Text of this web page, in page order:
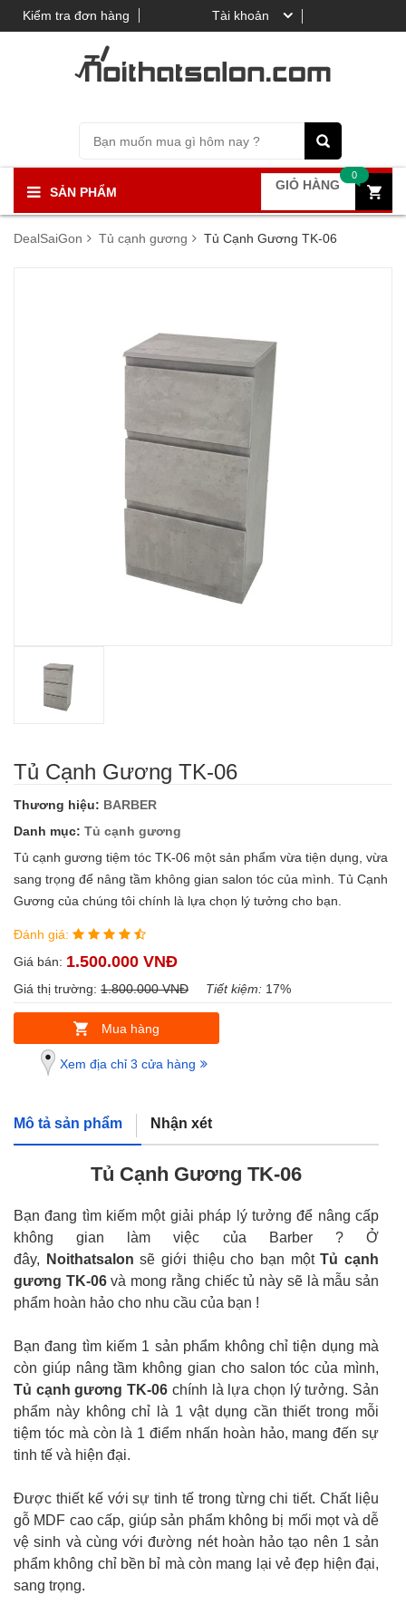
Tài khoản
Kiểm tra đơn hàng
SẢN PHẨM GIỎ HÀNG
0
DealSaiGon Tủ cạnh gương Tủ Cạnh Gương TK-06
Tủ Cạnh Gương TK-06
Thương hiệu: BARBER
Danh mục: Tủ cạnh gương
Tủ cạnh gương tiệm tóc TK-06 một sản phẩm vừa tiện dụng, vừa
sang trọng để nâng tầm không gian salon tóc của mình. Tủ Cạnh
Gương của chúng tôi chính là lựa chọn lý tưởng cho bạn.
Đánh giá:
Giá bán: 1.500.000 VNĐ
Giá thị trường: 1.800.000 VNĐ Tiết kiệm: 17%
Mua hàng
Xem địa chỉ 3 cửa hàng
Mô tả sản phẩm Nhận xét
Tủ Cạnh Gương TK-06
Bạn đang tìm kiếm một giải pháp lý tưởng để nâng cấp
không gian làm việc của Barber ? Ở
đây,
Noithatsalon sẽ giới thiệu cho bạn mộtTủ cạnh
gương TK-06và mong rằng chiếc tủ này sẽ là mẫu sản
phẩm hoàn hảo cho nhu cầu của bạn !
Bạn đang tìm kiếm 1 sản phẩm không chỉ tiện dụng mà
còn giúp nâng tầm không gian cho salon tóc của mình,
Tủ cạnh gương TK-06 chính là lựa chọn lý tưởng. Sản
phẩm này không chỉ là 1 vật dụng cần thiết trong mỗi
tiệm tóc mà còn là 1 điểm nhấn hoàn hảo, mang đến sự
tinh tế và hiện đại.
Được thiết kế với sự tinh tế trong từng chi tiết. Chất liệu
gỗ MDF cao cấp, giúp sản phẩm không bị mối mọt và dễ
vệ sinh và cùng với đường nét hoàn hảo tạo nên 1 sản
phẩm không chỉ bền bỉ mà còn mang lại vẻ đẹp hiện đại,
sang trọng.